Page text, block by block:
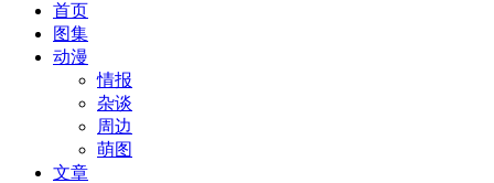
首页
图集
动漫
情报
杂谈
周边
萌图
文章